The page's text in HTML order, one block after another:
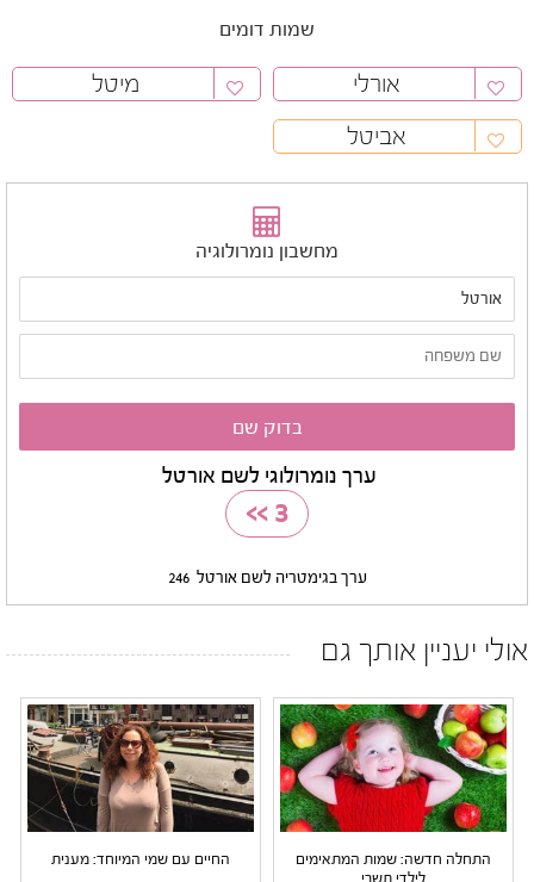
שמות דומים
אורלי
מיטל
אביטל
מחשבון נומרולוגיה
ערך נומרולוגי לשם אורטל
3
>>
ערך בגימטריה לשם אורטל 246
אולי יעניין אותך גם
התחלה חדשה: שמות המתאימים
לילדי תשרי
החיים עם שמי המיוחד: מענית